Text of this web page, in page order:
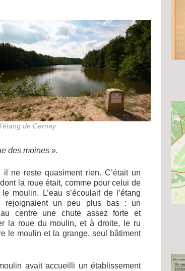
l’étang de Cernay
des moines ».
il ne reste quasiment rien. C’était un
la roue était, comme pour celui de
moulin. L’eau s’écoulait de l’étang
rejoignaient un peu plus bas : un
centre une chute assez forte et
la roue du moulin, et à droite, le ru
le moulin et la grange, seul bâtiment
avait accueilli un établissement